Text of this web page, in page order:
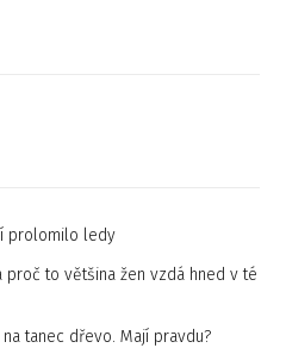
prolomilo ledy
proč to většina žen vzdá hned v té
tanec dřevo. Mají pravdu?